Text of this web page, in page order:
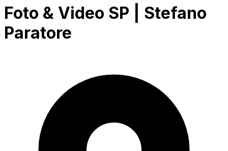
Foto & Video SP | Stefano
Paratore